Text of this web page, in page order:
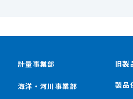
計量事業部
海洋・河川事業部
旧製
製品